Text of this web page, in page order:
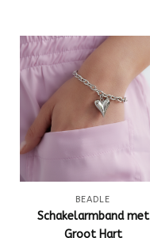
BEADLE
Schakelarmband met
Groot Hart